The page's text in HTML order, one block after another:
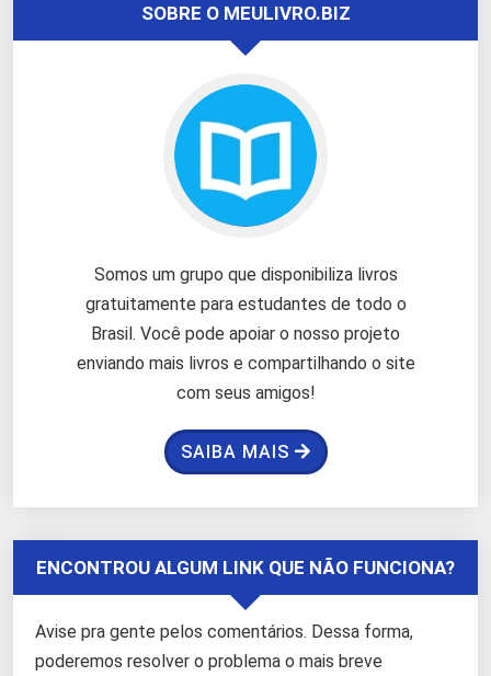
SOBRE O MEULIVRO.BIZ
Somos um grupo que disponibiliza livros
gratuitamente para estudantes de todo o
Brasil. Você pode apoiar o nosso projeto
enviando mais livros e compartilhando o site
com seus amigos!
SAIBA MAIS
ENCONTROU ALGUM LINK QUE NÃO FUNCIONA?
Avise pra gente pelos comentários. Dessa forma,
poderemos resolver o problema o mais breve